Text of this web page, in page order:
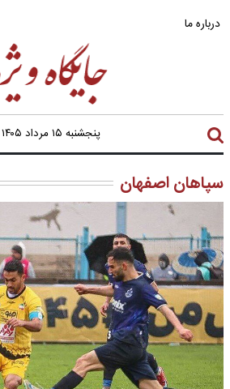
درباره ما
پنجشنبه ۱۵ مرداد ۱۴۰۵
سپاهان اصفهان